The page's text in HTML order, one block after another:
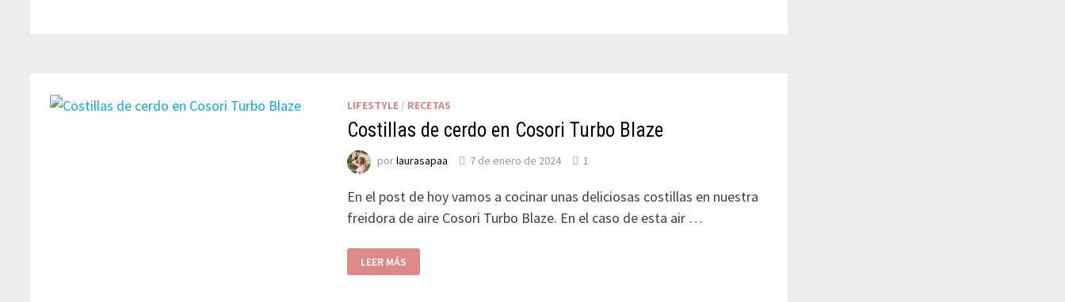
LIFESTYLE / RECETAS
Costillas de cerdo en Cosori Turbo Blaze
porlaurasapaa 7 de enero de 2024 1
En el post de hoy vamos a cocinar unas deliciosas costillas en nuestra
freidora de aire Cosori Turbo Blaze. En el caso de esta air …
LEER MÁS